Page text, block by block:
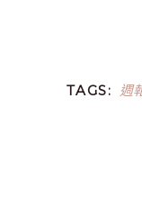
TAGS: 週